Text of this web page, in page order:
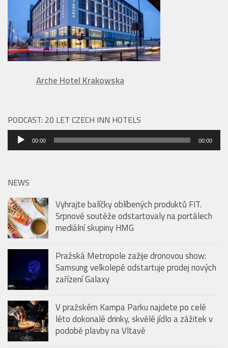
Arche Hotel Krakowska
PODCAST: 20 LET CZECH INN HOTELS
Audio
přehrávač
00:00 00:00
NEWS
Vyhrajte balíčky oblíbených produktů FIT.
Srpnové soutěže odstartovaly na portálech
mediální skupiny HMG
Pražská Metropole zažije dronovou show:
Samsung velkolepě odstartuje prodej nových
zařízení Galaxy
V pražském Kampa Parku najdete po celé
léto dokonalé drinky, skvělé jídlo a zážitek v
podobě plavby na Vltavě